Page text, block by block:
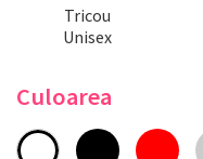
Tricou
Unisex
Culoarea